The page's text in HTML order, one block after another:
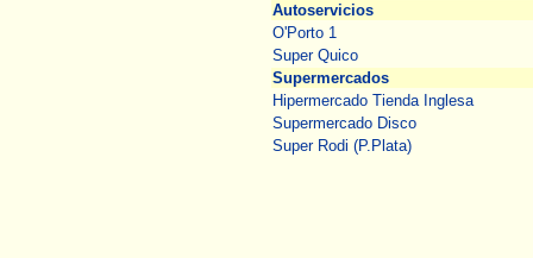
Autoservicios
O'Porto 1
Super Quico
Supermercados
Hipermercado Tienda Inglesa
Supermercado Disco
Super Rodi (P.Plata)